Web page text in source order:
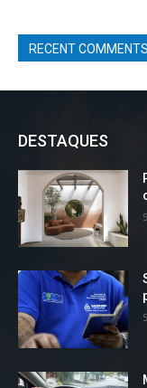
RECENT COMMENTS
DESTAQUES